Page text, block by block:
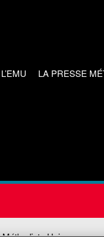
LA PRESSE
Unie